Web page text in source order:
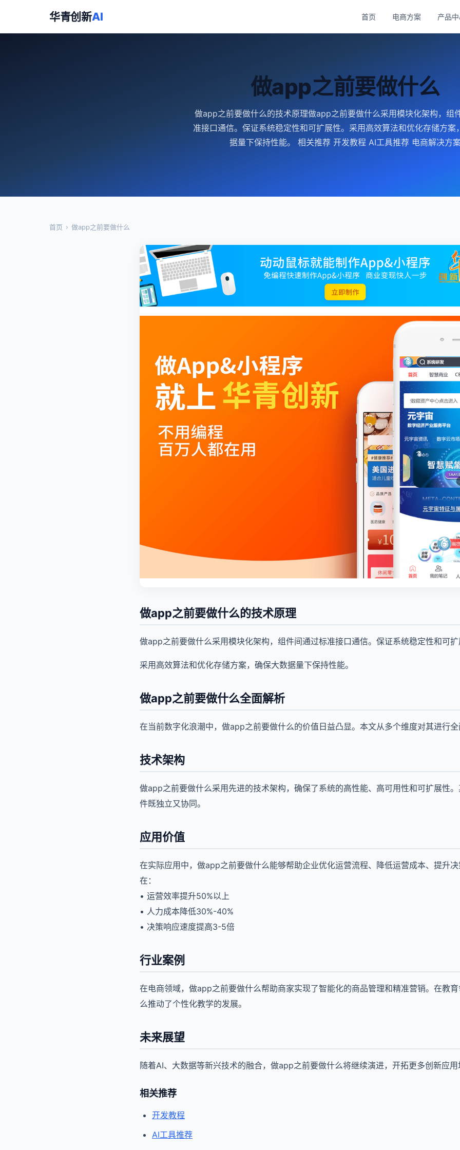
华青创新AI 首页 电商方案 产品
做app之前要做什么
做app之前要做什么的技术原理做app之前要做什么采用模块化架构，组
准接口通信。保证系统稳定性和可扩展性。采用高效算法和优化存储方案
据量下保持性能。 相关推荐 开发教程 AI工具推荐 电商解决方
首页 › 做app之前要做什么
做app之前要做什么的技术原理
做app之前要做什么采用模块化架构，组件间通过标准接口通信。保证系统稳定性和可
采用高效算法和优化存储方案，确保大数据量下保持性能。
做app之前要做什么全面解析
在当前数字化浪潮中，做app之前要做什么的价值日益凸显。本文从多个维度对其进行
技术架构
做app之前要做什么采用先进的技术架构，确保了系统的高性能、高可用性和可扩展性
件既独立又协同。
应用价值
在实际应用中，做app之前要做什么能够帮助企业优化运营流程、降低运营成本、提升
在：
• 运营效率提升50%以上
• 人力成本降低30%-40%
• 决策响应速度提高3-5倍
行业案例
在电商领域，做app之前要做什么帮助商家实现了智能化的商品管理和精准营销。在教
么推动了个性化教学的发展。
未来展望
随着AI、大数据等新兴技术的融合，做app之前要做什么将继续演进，开拓更多创新应
相关推荐
开发教程
AI工具推荐